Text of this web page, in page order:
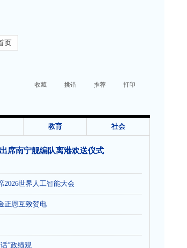
页
收藏 挑错 推荐 打印
教育 社会
席南宁舰编队离港欢送仪式
2026世界人工智能大会
正恩互致贺电
”政绩观